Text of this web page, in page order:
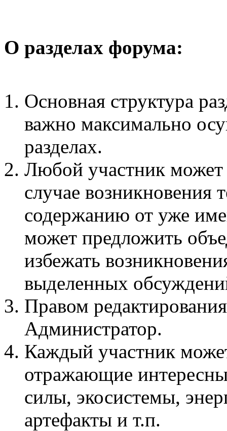
О разделах форума:
Основная структура
важно максимально
разделах.
Любой участник
случае возникновения
содержанию от уже
может предложить
избежать
выделенных
Правом
Администратор.
Каждый участник
отражающие
силы, экосистемы,
артефакты и т.п.